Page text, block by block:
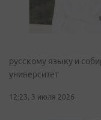
русскому языку и
университет
12:23, 3 июля 2026